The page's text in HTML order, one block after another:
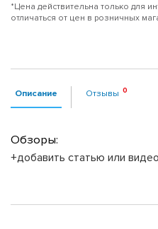
*Цена действительна только для
отличаться от цен в розничных
Описание Отзывы
Обзоры:
+добавить статью или видео